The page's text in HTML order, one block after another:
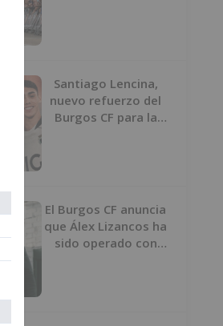
Santiago Lencina,
nuevo refuerzo del
Burgos CF para la
El Burgos CF anuncia
que Álex Lizancos ha
sido operado con